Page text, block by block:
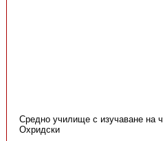
Средно училище с изучаване на
Охридски